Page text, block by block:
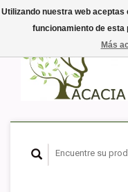
Utilizando nuestra web aceptas
funcionamiento de esta
Más